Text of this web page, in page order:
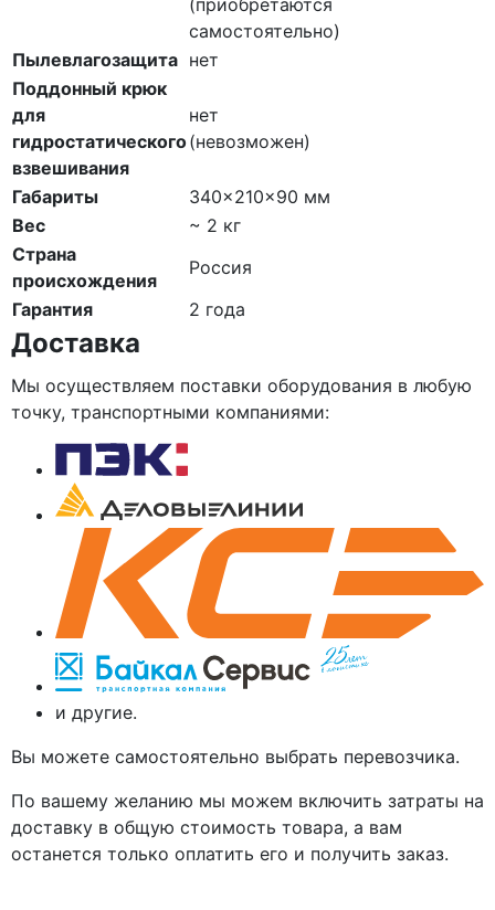
(приобретаются
самостоятельно)
Пылевлагозащита нет
Поддонный крюк
для
гидростатического
взвешивания
нет
(невозможен)
Габариты
340×210×90 мм
Вес
~ 2 кг
Страна
происхождения
Россия
Гарантия
2 года
Доставка
Мы осуществляем поставки оборудования в любую
точку, транспортными компаниями:
и другие.
Вы можете самостоятельно выбрать перевозчика.
По вашему желанию мы можем включить затраты на
доставку в общую стоимость товара, а вам
останется только оплатить его и получить заказ.